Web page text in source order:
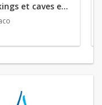
Parkings et caves en location